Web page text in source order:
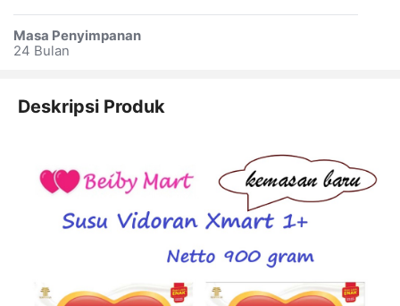
Masa Penyimpanan
24 Bulan
Deskripsi Produk